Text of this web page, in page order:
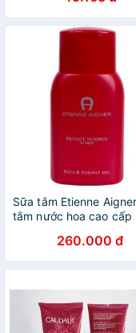
Sữa tắm Etienne
tắm nước hoa cao cấp
260.000 đ